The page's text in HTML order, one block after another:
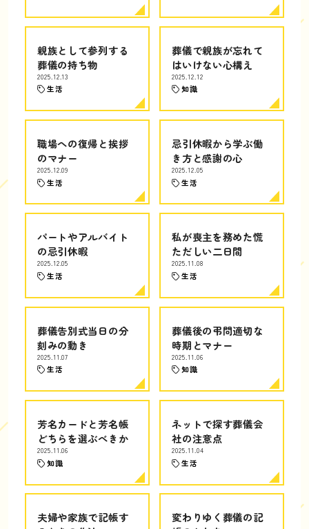
親族として参列する
葬儀の持ち物
2025.12.13
生活
葬儀で親族が忘れて
はいけない心構え
2025.12.12
知識
職場への復帰と挨拶
のマナー
2025.12.09
生活
忌引休暇から学ぶ働
き方と感謝の心
2025.12.05
生活
パートやアルバイト
の忌引休暇
2025.12.05
生活
私が喪主を務めた慌
ただしい二日間
2025.11.08
生活
葬儀告別式当日の分
刻みの動き
2025.11.07
生活
葬儀後の弔問適切な
時期とマナー
2025.11.06
知識
芳名カードと芳名帳
どちらを選ぶべきか
2025.11.06
知識
ネットで探す葬儀会
社の注意点
2025.11.04
生活
夫婦や家族で記帳す
変わりゆく葬儀の記